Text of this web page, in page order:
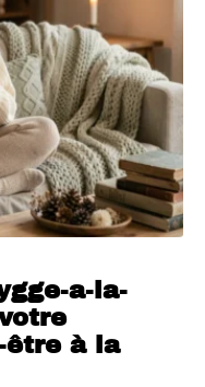
a-la-
être à la